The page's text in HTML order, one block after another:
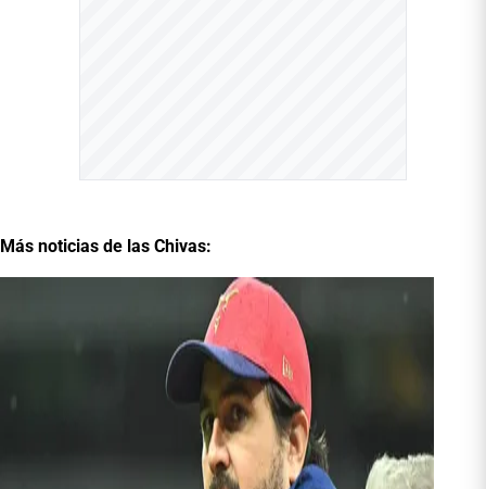
Más noticias de las Chivas: